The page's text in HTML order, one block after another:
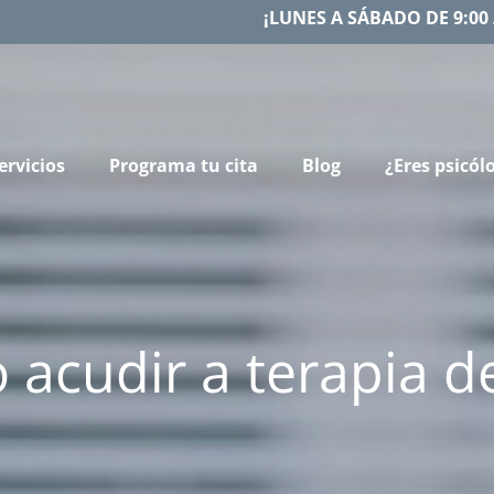
¡LUNES A SÁBADO DE
Programa tu cita Blog ¿Eres
acudir a terapia